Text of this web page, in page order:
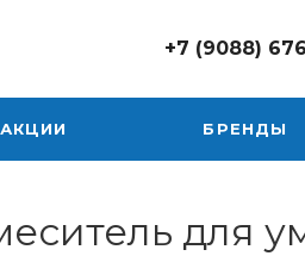
+7 (9088)
АКЦИИ БРЕНДЫ
для